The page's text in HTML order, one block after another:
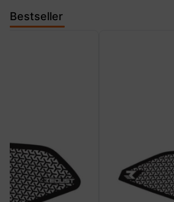
Bestseller